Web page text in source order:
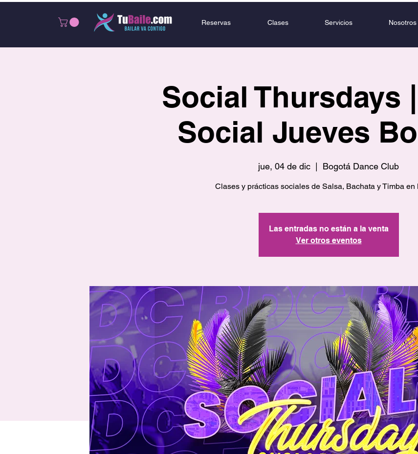
Reservas Clases Servicios Nosotros
Social Thursdays
Social Jueves
jue, 04 de dic Bogotá Dance Club
Clases y prácticas sociales de Salsa, Bachata y Timba en
Las entradas no están a la venta
Ver otros eventos